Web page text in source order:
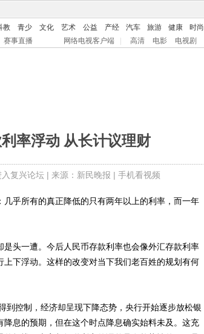
教 青少 文化 艺术 公益 产经 汽车 旅游 健康 时尚
赛事直播 网络电视客户端 高清 电影 电视剧
率浮动 从长计议理财
入复兴论坛| 来源：新民晚报 | 手机看视频
乎所有的真正降低的只有两年以上的利率，而一年
头一遭。今后人民币存款利率也会像外汇存款利率
下浮动。这样的改变对当下我们老百姓的规划有何
控制，经济却呈现下降态势，央行开始逐步放松银
息的预期，但在这个时点降息确实始料未及。这充